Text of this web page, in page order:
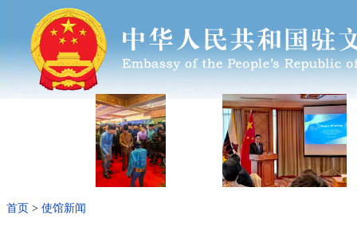
首页 > 使馆新闻